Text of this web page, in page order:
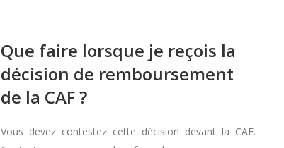
Que faire lorsque je reçois la
décision de remboursement
de la CAF ?
Vous devez contestez cette décision devant la CAF.